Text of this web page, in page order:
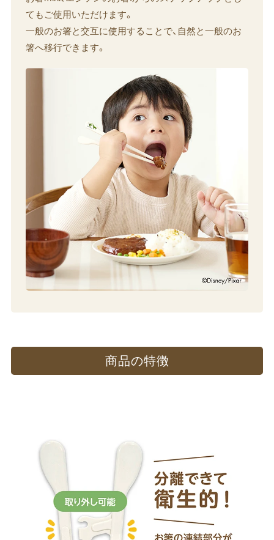
てもご使用いただけます。
一般のお箸と交互に使用することで、自然と一般のお
箸へ移行できます。
商品の​特徴